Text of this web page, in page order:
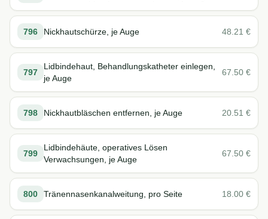
796 Nickhautschürze, je Auge 48.21 €
797
Lidbindehaut, Behandlungskatheter einlegen,
je Auge
67.50 €
798 Nickhautbläschen entfernen, je Auge 20.51 €
799
Lidbindehäute, operatives Lösen
Verwachsungen, je Auge
67.50 €
800 Tränennasenkanalweitung, pro Seite 18.00 €